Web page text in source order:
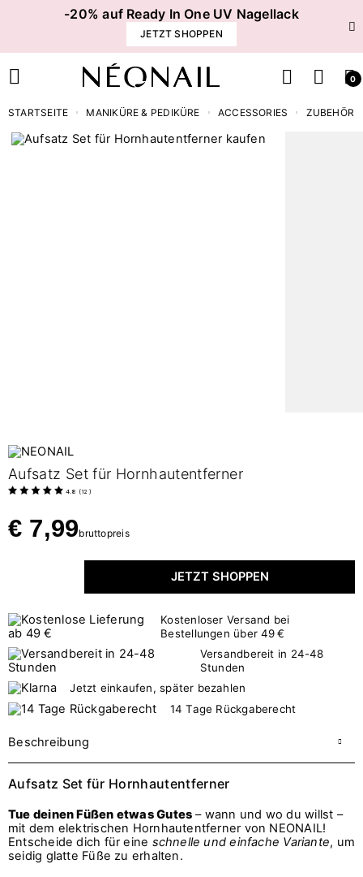
-20% auf Ready In One UV Nagellack
JETZT SHOPPEN
0
STARTSEITE MANIKÜRE & PEDIKÜRE ACCESSORIES ZUBEHÖR
Aufsatz Set für Hornhautentferner
4.8 (12 )
€ 7,99bruttopreis
JETZT SHOPPEN
Kostenloser Versand bei
Bestellungen über 49 €
Versandbereit in 24-48
Stunden
Jetzt einkaufen, später bezahlen
14 Tage Rückgaberecht
Beschreibung
Aufsatz Set für Hornhautentferner
Tue deinen Füßen etwas Gutes – wann und wo du willst –
mit dem elektrischen Hornhautentferner von NEONAIL!
Entscheide dich für eine schnelle und einfache Variante, um
seidig glatte Füße zu erhalten.